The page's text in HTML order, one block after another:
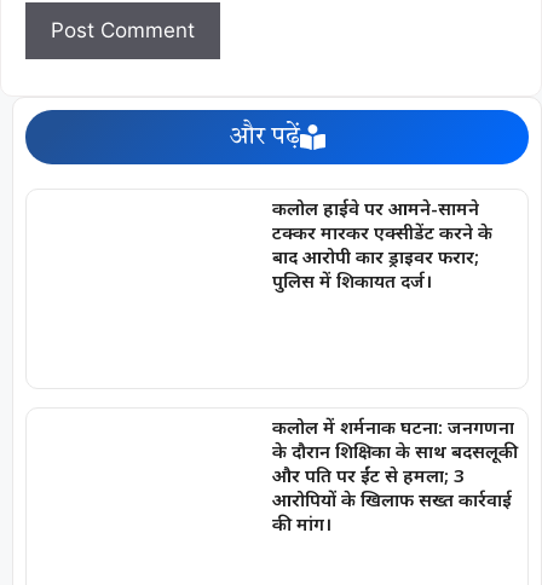
और पढ़ें
कलोल हाईवे पर आमने-सामने
टक्कर मारकर एक्सीडेंट करने के
बाद आरोपी कार ड्राइवर फरार;
पुलिस में शिकायत दर्ज।
कलोल में शर्मनाक घटना: जनगणना
के दौरान शिक्षिका के साथ बदसलूकी
और पति पर ईंट से हमला; 3
आरोपियों के खिलाफ सख्त कार्रवाई
की मांग।